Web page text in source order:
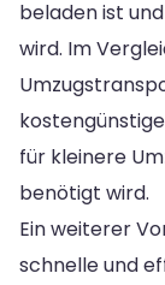
beladen ist
wird. Im
für kleinere
benötigt wird.
Ein weiterer
schnelle und